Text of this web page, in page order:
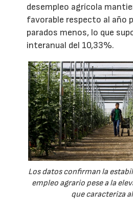
desempleo agrícola
favorable respecto al año
parados menos, lo que
interanual del 10,33%.
Los datos confirman la
empleo agrario pese a la
que caracteriza